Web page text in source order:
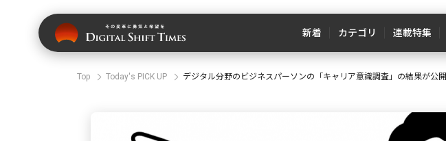
新着 カテゴリ 連載特集
Top Today's PICK UP デジタル分野のビジネスパーソンの「キャリア意識調査」の結果が公開